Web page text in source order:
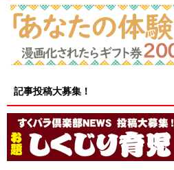
記事投稿大募集！